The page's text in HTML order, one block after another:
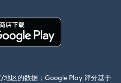
区的数据；Google Play 评分基于